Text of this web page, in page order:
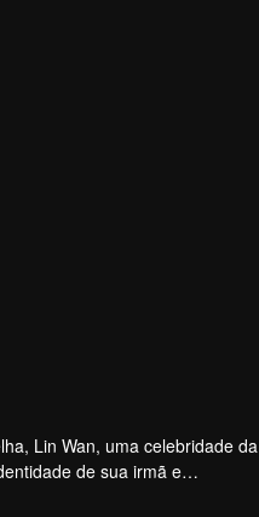
Lin Wan, uma celebridade da
de sua irmã e
A história se desenrola